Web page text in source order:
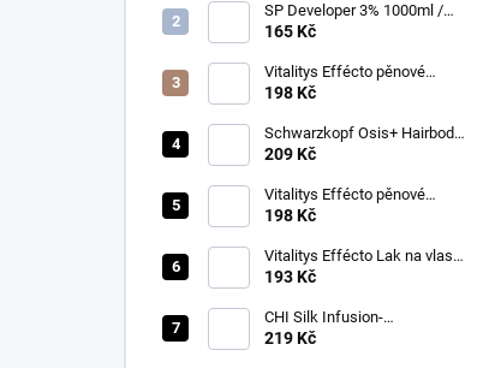
SP Developer 3% 1000ml /
060496
165 Kč
Vitalitys Effécto pěnové
tužidlo 250 ml
198 Kč
Schwarzkopf Osis+ Hairbody
Bodifying Spray 200 ml
209 Kč
Vitalitys Effécto pěnové
tužidlo silné 250 ml
198 Kč
Vitalitys Effécto Lak na vlasy
500 ml
193 Kč
CHI Silk Infusion-
bezoplach.výživa vlasů 59 ml
219 Kč